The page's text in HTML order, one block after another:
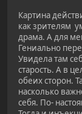
Картина
как зрителям
драма. А для
Гениально
Увидела там
старость. А в
обеих сторон.
насколько
себя. По-